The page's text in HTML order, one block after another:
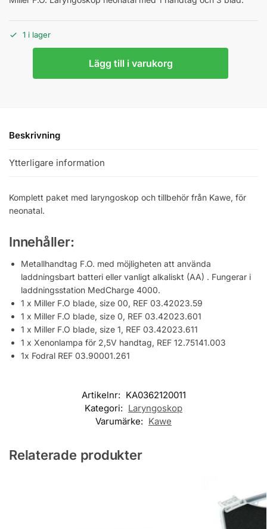
1 i lager
Lägg till i varukorg
Beskrivning
Ytterligare information
Komplett paket med laryngoskop och tillbehör från Kawe, för
neonatal.
Innehåller:
Metallhandtag F.O. med möjligheten att använda
laddningsbart batteri eller vanligt alkaliskt (AA) . Fungerar i
laddningsstation MedCharge 4000.
1 x Miller F.O blade, size 00, REF 03.42023.59
1 x Miller F.O blade, size 0, REF 03.42023.601
1 x Miller F.O blade, size 1, REF 03.42023.611
1 x Xenonlampa för 2,5V handtag, REF 12.75141.003
1x Fodral REF 03.90001.261
Artikelnr: KA0362120011
Kategori: Laryngoskop
Varumärke: Kawe
Relaterade produkter